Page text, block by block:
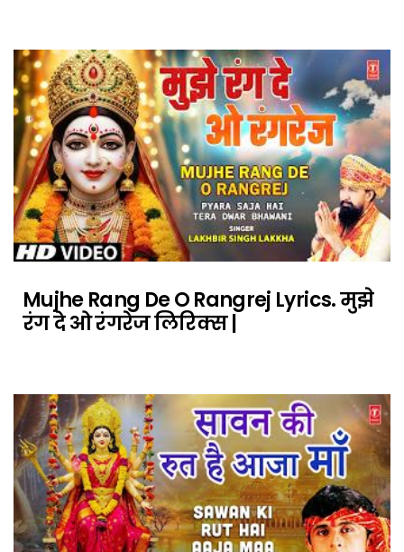
Mujhe Rang De O Rangrej Lyrics. मुझे
रंग दे ओ रंगरेज लिरिक्स |